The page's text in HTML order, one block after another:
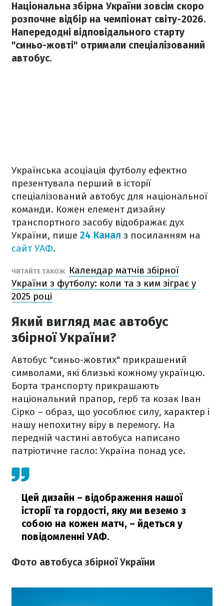
Національна збірна України зовсім скоро
розпочне відбір на чемпіонат світу-2026.
Напередодні відповідального старту
"синьо-жовті" отримали спеціалізований
автобус.
Українська асоціація футболу ефектно
презентувала перший в історії
спеціалізований автобус для національної
команди. Кожен елемент дизайну
транспортного засобу відображає дух
України, пише 24 Канал з посиланням на
сайт УАФ.
ЧИТАЙТЕ ТАКОЖ
Календар матчів збірної
України з футболу: коли та з ким зіграє у
2025 році
Який вигляд має автобус
збірної України?
Автобус "синьо-жовтих" прикрашений
символами, які близькі кожному українцю.
Борта транспорту прикрашають
національний прапор, герб та козак Іван
Сірко – образ, що уособлює силу, характер і
нашу непохитну віру в перемогу. На
передній частині автобуса написано
патріотичне гасло: Україна понад усе.
Цей дизайн – відображення нашої
історії та гордості, яку ми веземо з
собою на кожен матч, – йдеться у
повідомленні УАФ.
Фото автобуса збірної України